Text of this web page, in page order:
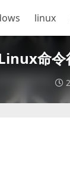
linux
命令